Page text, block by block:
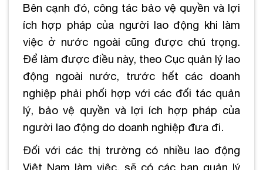
Bên cạnh đó, công tác bảo vệ quyền và lợi
ích hợp pháp của người lao động khi làm
việc ở nước ngoài cũng được chú trọng.
Để làm được điều này, theo Cục quản lý lao
động ngoài nước, trước hết các doanh
nghiệp phải phối hợp với các đối tác quản
lý, bảo vệ quyền và lợi ích hợp pháp của
người lao động do doanh nghiệp đưa đi.
Đối với các thị trường có nhiều lao động
Việt Nam làm việc, sẽ có các ban quản lý